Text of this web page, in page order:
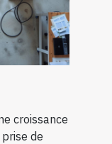
croissance
de